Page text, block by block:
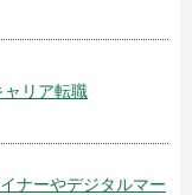
ャリア転職
ナーやデジタルマー